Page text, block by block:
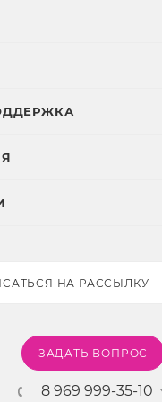
НА РАССЫЛКУ
ЗАДАТЬ ВОПРОС
8 969 999-35-10